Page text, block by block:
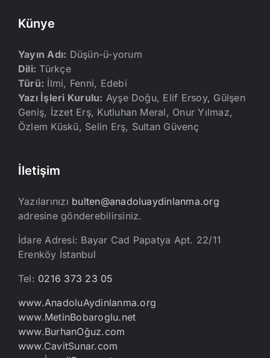
Künye
Yayın Adı: Düşün-ü-yorum
Dili: Türkçe
Türü: İlmi, Fenni, Edebi
Yazı İşleri Kurulu: Ayşe Doğu, Elif Ersoy, Gülşen
Geniş, İzzet Erş, Kutluhan Meral, Onur Yılmaz,
Özlem Küskü, Selin Erş, Sultan Güvenç
İletişim
Yazılarınızı bulten@anadoluaydinlanma.org
adresine gönderebilirsiniz.
İdare Adresi: Bayar Cad Papatya Apt. 22/11
Erenköy İstanbul
Tel: 0216 373 23 05
www.AnadoluAydinlanma.org
www.MetinBobaroglu.net
www.BurhanOğuz.com
www.CavitSunar.com